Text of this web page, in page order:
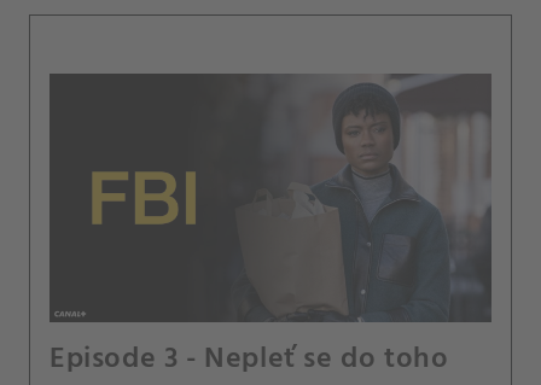
Episode 3 - Nepleť se do toho